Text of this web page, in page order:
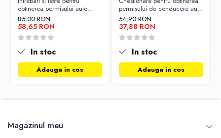
Conservarea si pastrarea alimentelor
Ghiduri de calatorie, harti
Ghiduri de calatorie
Hobby, timp liber
Animale de companie
Sport
obtinerea permisului auto
categoria B - editia 2026
85,00 RON
58,65 RON
In stoc
Adauga in cos
permisului de conducere auto
- Categoria B - 2026
54,90 RON
37,88 RON
In stoc
Adauga in cos
Magazinul meu